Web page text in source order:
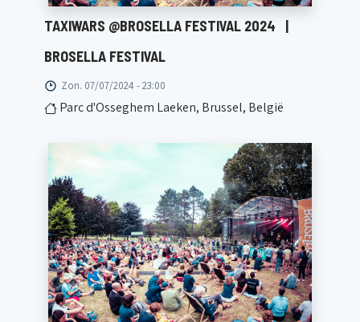
TAXIWARS @BROSELLA FESTIVAL 2024
|
BROSELLA FESTIVAL
Zon. 07/07/2024 - 23:00
Parc d'Osseghem Laeken, Brussel, België